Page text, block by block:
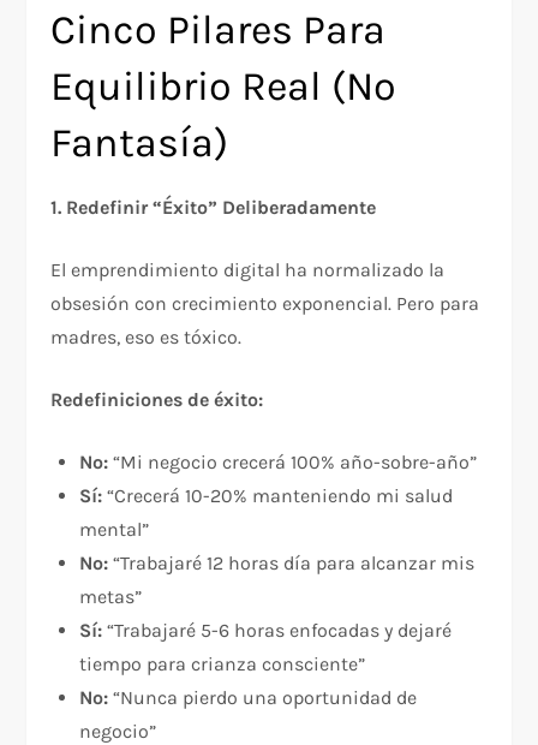
Cinco Pilares Para
Equilibrio Real (No
Fantasía)
1. Redefinir “Éxito” Deliberadamente
El emprendimiento digital ha normalizado la
obsesión con crecimiento exponencial. Pero para
madres, eso es tóxico.​
Redefiniciones de éxito:
No: “Mi negocio crecerá 100% año-sobre-año”
Sí: “Crecerá 10-20% manteniendo mi salud
mental”
No: “Trabajaré 12 horas día para alcanzar mis
metas”
Sí: “Trabajaré 5-6 horas enfocadas y dejaré
tiempo para crianza consciente”
No: “Nunca pierdo una oportunidad de
negocio”